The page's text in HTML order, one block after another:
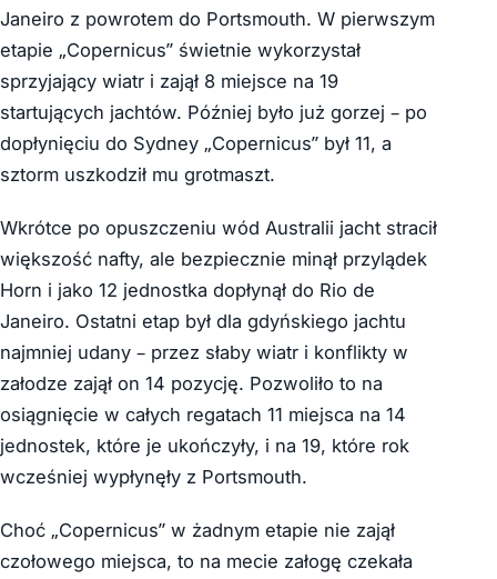
Janeiro z powrotem do Portsmouth. W pierwszym
etapie „Copernicus” świetnie wykorzystał
sprzyjający wiatr i zajął 8 miejsce na 19
startujących jachtów. Później było już gorzej – po
dopłynięciu do Sydney „Copernicus” był 11, a
sztorm uszkodził mu grotmaszt.
Wkrótce po opuszczeniu wód Australii jacht stracił
większość nafty, ale bezpiecznie minął przylądek
Horn i jako 12 jednostka dopłynął do Rio de
Janeiro. Ostatni etap był dla gdyńskiego jachtu
najmniej udany – przez słaby wiatr i konflikty w
załodze zajął on 14 pozycję. Pozwoliło to na
osiągnięcie w całych regatach 11 miejsca na 14
jednostek, które je ukończyły, i na 19, które rok
wcześniej wypłynęły z Portsmouth.
Choć „Copernicus” w żadnym etapie nie zajął
czołowego miejsca, to na mecie załogę czekała